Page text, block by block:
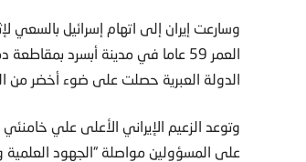
وسارعت إيران إلى اتهام إسرائيل
العمر 59 عاما في مدينة أبسرد
الدولة العبرية حصلت على ضوء أخضر من
وتوعد الزعيم الإيراني الأعلى علي
على المسؤولين مواصلة “الجهود العلمية